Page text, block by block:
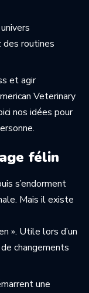
des routines
et agir
Veterinary
nos idées pour
félin
s’endorment
Mais il existe
». Utile lors d’un
changements
une